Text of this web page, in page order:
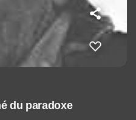
du paradoxe